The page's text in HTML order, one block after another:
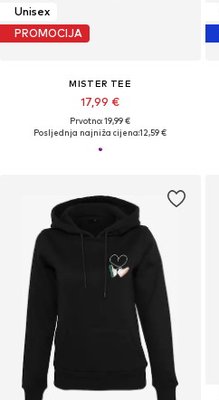
Unisex
PROMOCIJA
MISTER TEE
17,99 €
Prvotno: 19,99 €
Posljednja najniža cijena:12,59 €